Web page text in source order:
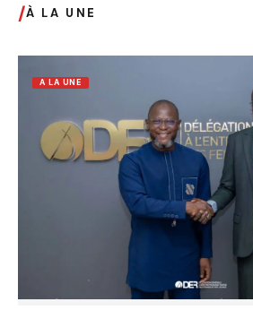
/À LA UNE
A LA UNE